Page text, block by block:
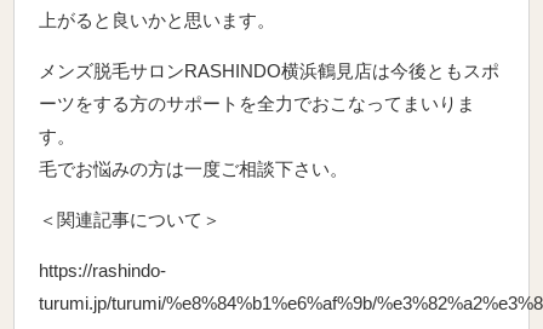
上がると良いかと思います。
メンズ脱毛サロンRASHINDO横浜鶴見店は今後ともスポ
ーツをする方のサポートを全力でおこなってまいりま
す。
毛でお悩みの方は一度ご相談下さい。
＜関連記事について＞
https://rashindo-
turumi.jp/turumi/%e8%84%b1%e6%af%9b/